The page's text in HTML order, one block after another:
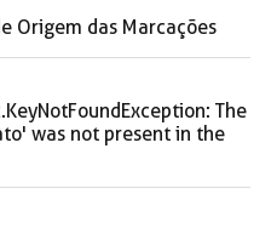
Origem das Marcações
The
was not present in the